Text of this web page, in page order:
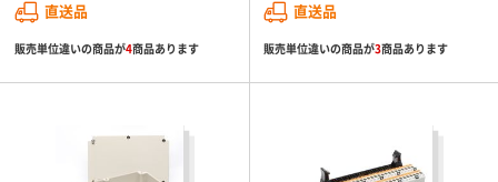
直送品
販売単位違いの商品が4商品あります
直送品
販売単位違いの商品が3商品あります